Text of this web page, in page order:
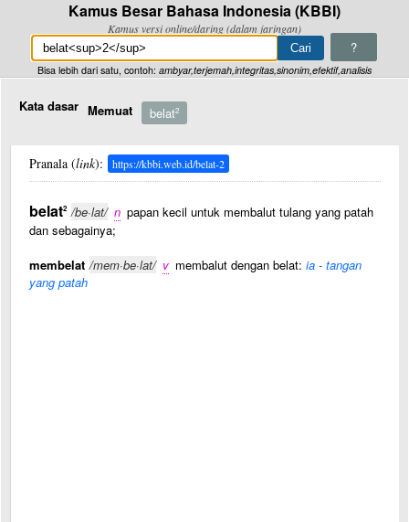
Kamus Besar Bahasa Indonesia (KBBI)
Kamus versi online/daring (dalam jaringan)
?
Bisa lebih dari satu, contoh: ambyar,terjemah,integritas,sinonim,efektif,analisis
Kata dasar Memuat belat2
Pranala (link): https://kbbi.web.id/belat-2
belat2 /be·lat/ n papan kecil untuk membalut tulang yang patah
dan sebagainya;
membelat /mem·be·lat/ v membalut dengan belat: ia - tangan
yang patah